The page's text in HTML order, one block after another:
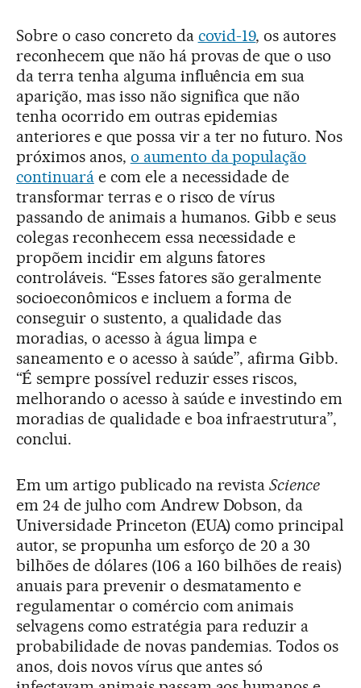
Sobre o caso concreto da covid-19, os autores
reconhecem que não há provas de que o uso
da terra tenha alguma influência em sua
aparição, mas isso não significa que não
tenha ocorrido em outras epidemias
anteriores e que possa vir a ter no futuro. Nos
próximos anos, o aumento da população
continuaráe com ele a necessidade de
transformar terras e o risco de vírus
passando de animais a humanos. Gibb e seus
colegas reconhecem essa necessidade e
propõem incidir em alguns fatores
controláveis. “Esses fatores são geralmente
socioeconômicos e incluem a forma de
conseguir o sustento, a qualidade das
moradias, o acesso à água limpa e
saneamento e o acesso à saúde”, afirma Gibb.
“É sempre possível reduzir esses riscos,
melhorando o acesso à saúde e investindo em
moradias de qualidade e boa infraestrutura”,
conclui.
Em um artigo publicado na revistaScience
em 24 de julho com Andrew Dobson, da
Universidade Princeton (EUA) como principal
autor, se propunha um esforço de 20 a 30
bilhões de dólares (106 a 160 bilhões de reais)
anuais para prevenir o desmatamento e
regulamentar o comércio com animais
selvagens como estratégia para reduzir a
probabilidade de novas pandemias. Todos os
anos, dois novos vírus que antes só